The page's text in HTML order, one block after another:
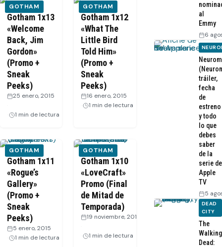
GOTHAM
Gotham 1x13
«Welcome
Back, Jim
Gordon»
(Promo +
Sneak
Peeks)
25 enero, 2015
1 min de lectura
GOTHAM
Gotham 1x12
«What The
Little Bird
Told Him»
(Promo +
Sneak
Peeks)
16 enero, 2015
1 min de lectura
GOTHAM
Gotham 1x11
«Rogue’s
Gallery»
(Promo +
Sneak
Peeks)
5 enero, 2015
1 min de lectura
GOTHAM
Gotham 1x10
«LoveCraft»
Promo (Final
de Mitad de
Temporada)
19 noviembre, 2014
1 min de lectura
al
Emmy
6
tráiler,
fecha
de
estreno
y todo
lo que
debes
saber
de la
serie de
Apple
TV
5
DEAD
CITY
The
Walking
Dead: